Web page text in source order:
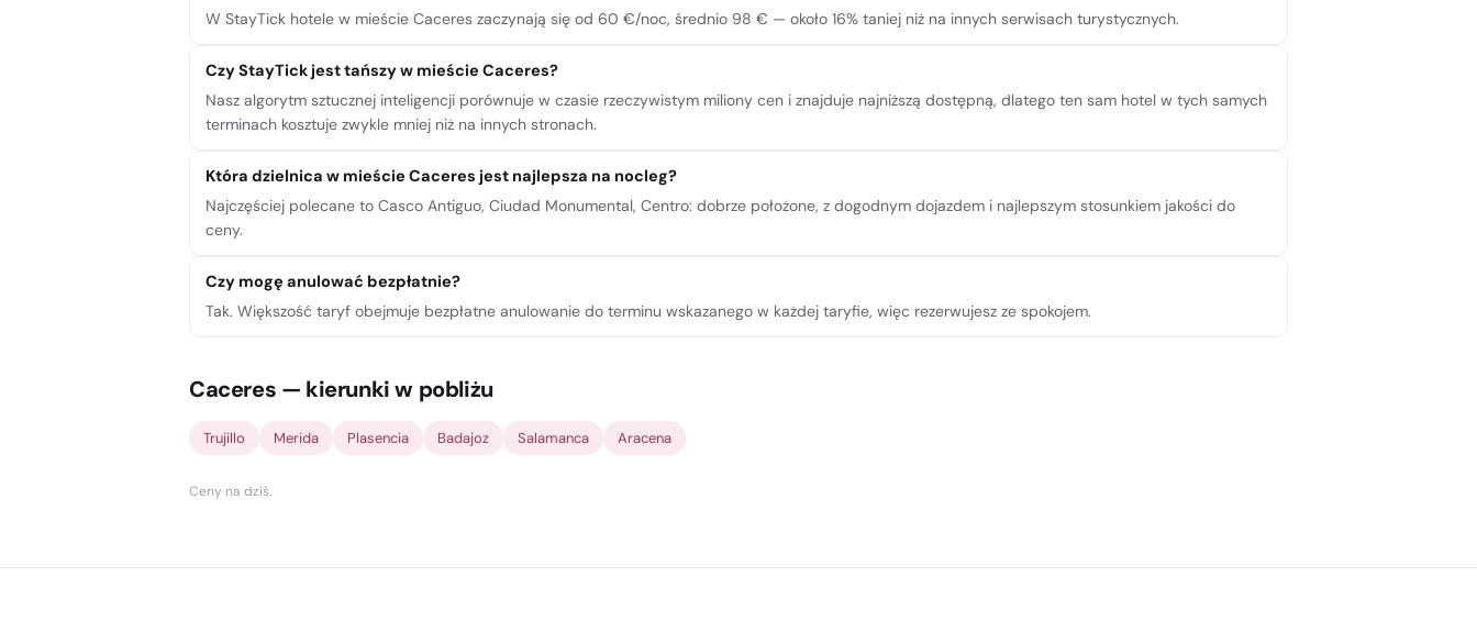
W StayTick hotele w mieście Caceres zaczynają się od 60 €/noc, średnio 98 € — około 16% taniej niż na innych serwisach turystycznych.
Czy StayTick jest tańszy w mieście Caceres?
Nasz algorytm sztucznej inteligencji porównuje w czasie rzeczywistym miliony cen i znajduje najniższą dostępną, dlatego ten sam hotel w tych samych
terminach kosztuje zwykle mniej niż na innych stronach.
Która dzielnica w mieście Caceres jest najlepsza na nocleg?
Najczęściej polecane to Casco Antiguo, Ciudad Monumental, Centro: dobrze położone, z dogodnym dojazdem i najlepszym stosunkiem jakości do
ceny.
Czy mogę anulować bezpłatnie?
Tak. Większość taryf obejmuje bezpłatne anulowanie do terminu wskazanego w każdej taryfie, więc rezerwujesz ze spokojem.
Caceres — kierunki w pobliżu
Trujillo Merida Plasencia Badajoz Salamanca Aracena
Ceny na dziś.